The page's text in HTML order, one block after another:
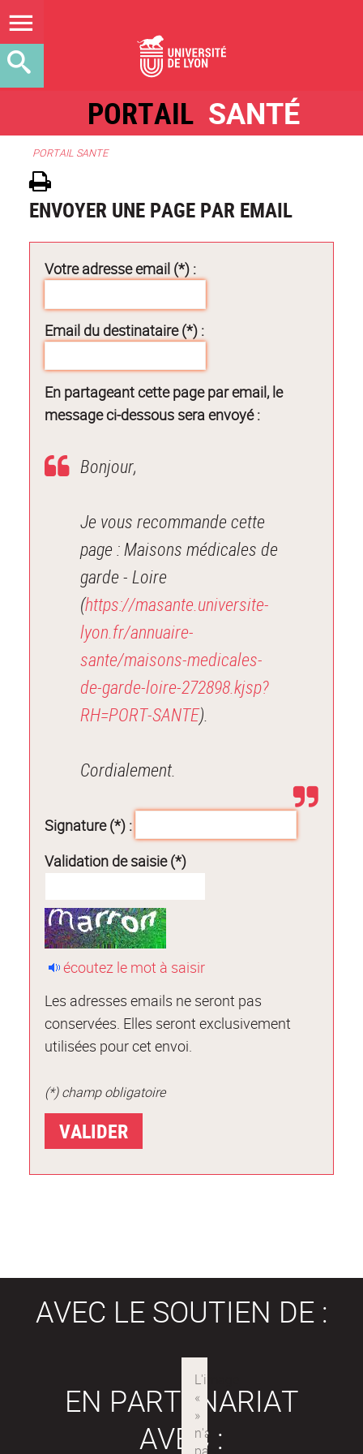
PORTAIL SANTÉ
PORTAIL SANTE
ENVOYER UNE PAGE PAR EMAIL
Votre adresse email (*) :
Email du destinataire (*) :
En partageant cette page par email, le
message ci-dessous sera envoyé :
Bonjour,
Je vous recommande cette
page : Maisons médicales de
garde - Loire
(https://masante.universite-
lyon.fr/annuaire-
sante/maisons-medicales-
de-garde-loire-272898.kjsp?
RH=PORT-SANTE).
Cordialement.
Signature (*) :
Validation de saisie (*)
écoutez le mot à saisir
Les adresses emails ne seront pas
conservées. Elles seront exclusivement
utilisées pour cet envoi.
(*) champ obligatoire
AVEC LE SOUTIEN DE :
EN PARTENARIAT
AVEC :